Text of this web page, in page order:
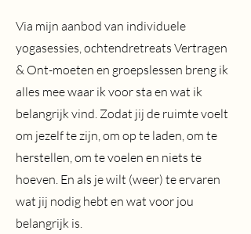
Via mijn aanbod van individuele
yogasessies, ochtendretreats Vertragen
& Ont-moeten en groepslessen breng ik
alles mee waar ik voor sta en wat ik
belangrijk vind. Zodat jij de ruimte voelt
om jezelf te zijn, om op te laden, om te
herstellen, om te voelen en niets te
hoeven. En als je wilt (weer) te ervaren
wat jij nodig hebt en wat voor jou
belangrijk is.